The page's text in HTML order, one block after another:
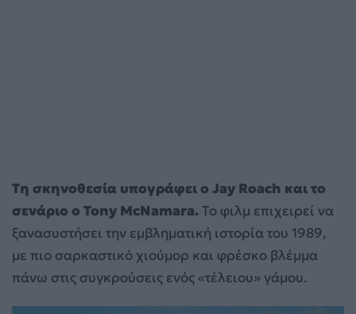
Τη σκηνοθεσία υπογράφει ο Jay Roach και το
σενάριο ο Tony McNamara.Το φιλμ επιχειρεί να
ξανασυστήσει την εμβληματική ιστορία του 1989,
με πιο σαρκαστικό χιούμορ και φρέσκο βλέμμα
πάνω στις συγκρούσεις ενός «τέλειου» γάμου.